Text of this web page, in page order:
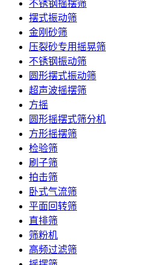
不锈钢摇摆筛
摆式振动筛
金刚砂筛
压裂砂专用摇晃筛
不锈钢振动筛
圆形摆式振动筛
超声波摇摆筛
方摇
圆形摇摆式筛分机
方形摇摆筛
检验筛
刷子筛
拍击筛
卧式气流筛
平面回转筛
直排筛
筛粉机
高频过滤筛